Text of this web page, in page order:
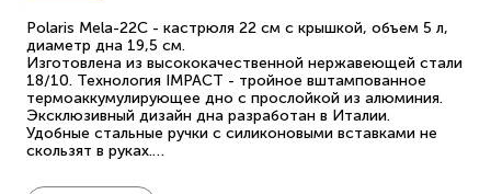
Polaris Mela-22C - кастрюля 22 см с крышкой, объем 5 л,
диаметр дна 19,5 см.
Изготовлена из высококачественной нержавеющей стали
18/10. Технология IMPACT - тройное вштампованное
термоаккумулирующее дно с прослойкой из алюминия.
Эксклюзивный дизайн дна разработан в Италии.
Удобные стальные ручки с силиконовыми вставками не
скользят в руках.
выпуска пара.